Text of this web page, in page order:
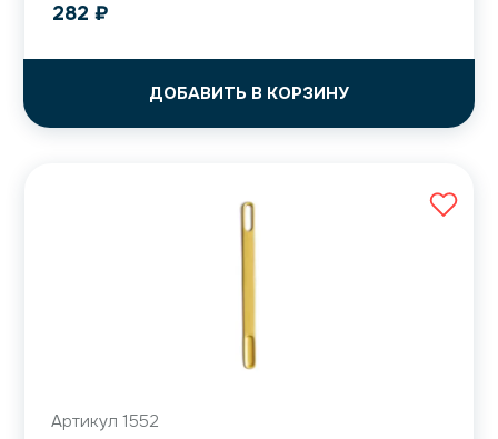
282 ₽
ДОБАВИТЬ В КОРЗИНУ
Артикул 1552